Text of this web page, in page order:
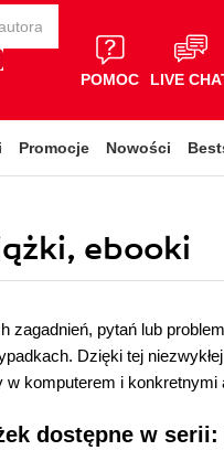
POMOC LIVE
Promocje Nowości
ebooki
zagadnień, pytań lub
Dzięki tej
w komputerem i konkretnymi
dostępne w